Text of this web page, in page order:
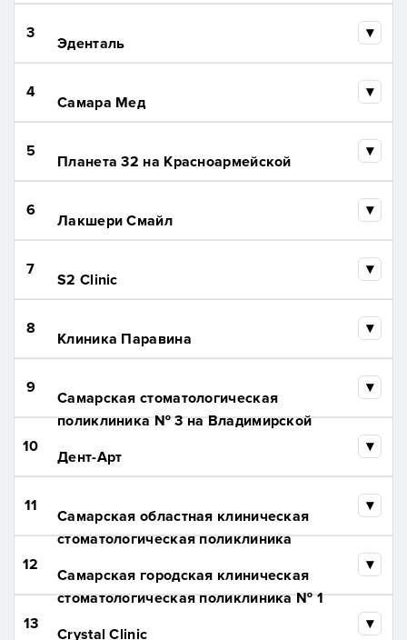
3
Эденталь
4
Самара Мед
5
Планета 32 на Красноармейской
6
Лакшери Смайл
7
S2 Clinic
8
Клиника Паравина
9
Самарская стоматологическая
поликлиника № 3 на Владимирской
10
Дент-Арт
11
Самарская областная клиническая
стоматологическая поликлиника
12
Самарская городская клиническая
стоматологическая поликлиника № 1
13
Crystal Clinic